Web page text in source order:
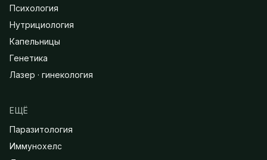
Психология
Нутрициология
Капельницы
Генетика
Лазер · гинекология
ЕЩЁ
Паразитология
Иммунохелс